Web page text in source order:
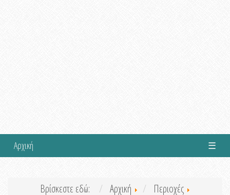
Αρχική ☰
Βρίσκεστε εδώ: Αρχική
Περιοχές